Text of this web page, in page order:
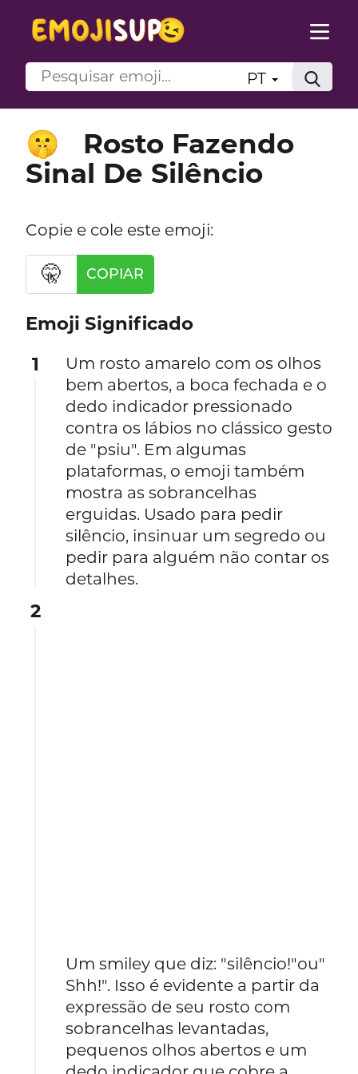
PT
🤫
Rosto Fazendo
Sinal De Silêncio
Copie e cole este emoji:
🤫 COPIAR
Emoji Significado
1
Um rosto amarelo com os olhos
bem abertos, a boca fechada e o
dedo indicador pressionado
contra os lábios no clássico gesto
de "psiu". Em algumas
plataformas, o emoji também
mostra as sobrancelhas
erguidas. Usado para pedir
silêncio, insinuar um segredo ou
pedir para alguém não contar os
detalhes.
2
Um smiley que diz: "silêncio!"ou"
Shh!". Isso é evidente a partir da
expressão de seu rosto com
sobrancelhas levantadas,
pequenos olhos abertos e um